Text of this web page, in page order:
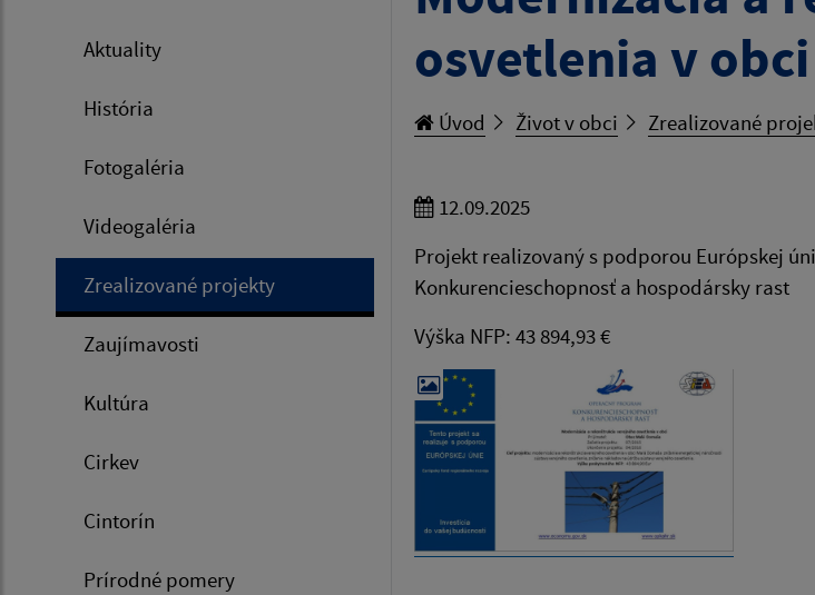
Aktuality
História
Fotogaléria
Videogaléria
Zrealizované projekty
Zaujímavosti
Kultúra
Cirkev
Cintorín
Prírodné pomery
osvetlenia v obci
Úvod Život v obci Zrealizované
12.09.2025
Projekt realizovaný s podporou Európskej
Konkurencieschopnosť a hospodársky rast
Výška NFP: 43 894,93 €